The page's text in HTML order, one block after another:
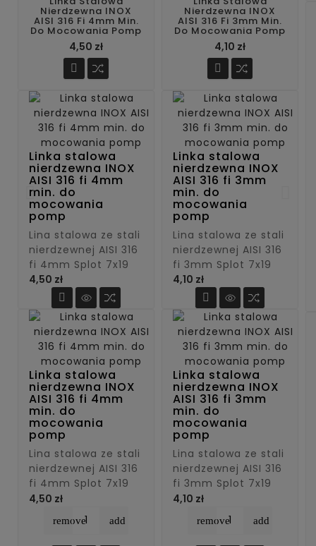
Nierdzewna INOX
AISI 316 Fi 4mm Min.
Do Mocowania Pomp
4,50 złCena

Linka stalowa
nierdzewna INOX
AISI 316 fi 4mm
min. do
mocowania
pomp
Lina stalowa ze stali
nierdzewnej AISI 316
fi 4mm Splot 7x19
4,50 złCena

Linka stalowa
nierdzewna INOX
AISI 316 fi 4mm
min. do
mocowania
pomp
Lina stalowa ze stali
nierdzewnej AISI 316
fi 4mm Splot 7x19
4,50 złCena
remove add
Nierdzewna INOX
AISI 316 Fi 3mm Min.
Do Mocowania Pomp
4,10 złCena

Linka stalowa
nierdzewna INOX
AISI 316 fi 3mm
min. do
mocowania
pomp
Lina stalowa ze stali
nierdzewnej AISI 316
fi 3mm Splot 7x19
4,10 złCena

Linka stalowa
nierdzewna INOX
AISI 316 fi 3mm
min. do
mocowania
pomp
Lina stalowa ze stali
nierdzewnej AISI 316
fi 3mm Splot 7x19
4,10 złCena
remove add